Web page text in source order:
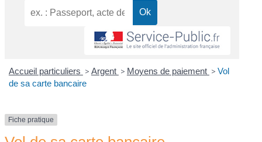
Accueil particuliers > Argent > Moyens de paiement > Vol
de sa carte bancaire
Fiche pratique